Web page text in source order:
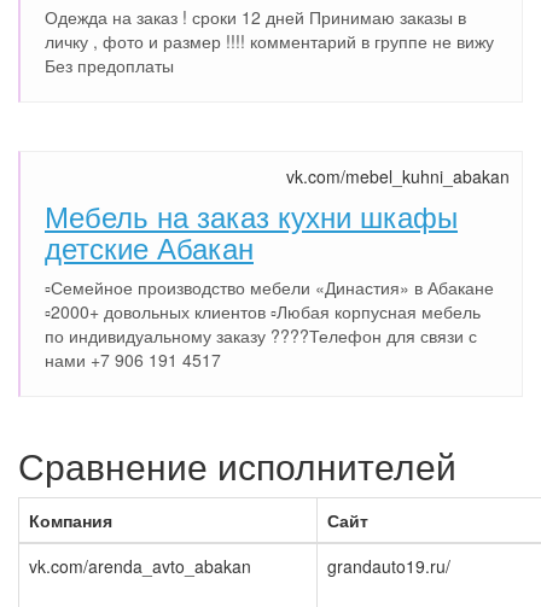
Одежда на заказ ! сроки 12 дней Принимаю заказы в
личку , фото и размер !!!! комментарий в группе не вижу
Без предоплаты
vk.com/mebel_kuhni_abakan
Мебель на заказ кухни шкафы
детские Абакан
▫️Семейное производство мебели «Династия» в Абакане
▫️2000+ довольных клиентов ▫️Любая корпусная мебель
по индивидуальному заказу ????Телефон для связи с
нами +7 906 191 4517
Сравнение исполнителей
Компания
Сайт
vk.com/arenda_avto_abakan
grandauto19.ru/